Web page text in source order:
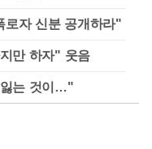
자 신분 공개하라"
만 하자" 웃음
잃는 것이…"